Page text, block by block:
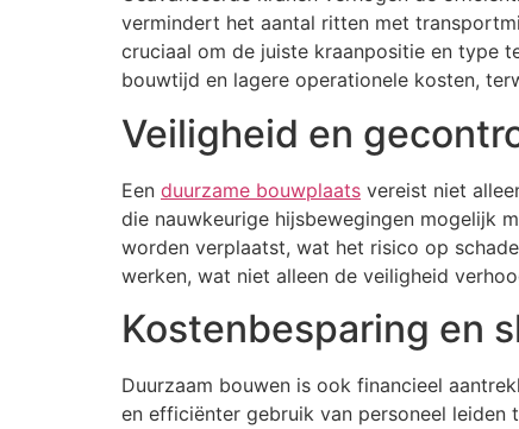
vermindert het aantal ritten met
cruciaal om de juiste kraanpositie en type
bouwtijd en lagere operationele kosten,
Veiligheid en
Een duurzame bouwplaats vereist niet
die nauwkeurige hijsbewegingen mogelijk
worden verplaatst, wat het risico op
werken, wat niet alleen de veiligheid
Kostenbesparing en
Duurzaam bouwen is ook financieel
en efficiënter gebruik van personeel